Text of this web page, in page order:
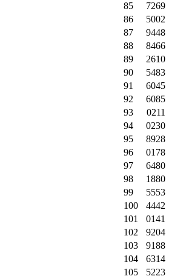
85 7269
86
5002
87
9448
88
8466
89
2610
90
5483
91
6045
92
6085
93
0211
94
0230
95
8928
96
0178
97
6480
98
1880
99
5553
100
4442
101
0141
102
9204
103
9188
104
6314
105
5223